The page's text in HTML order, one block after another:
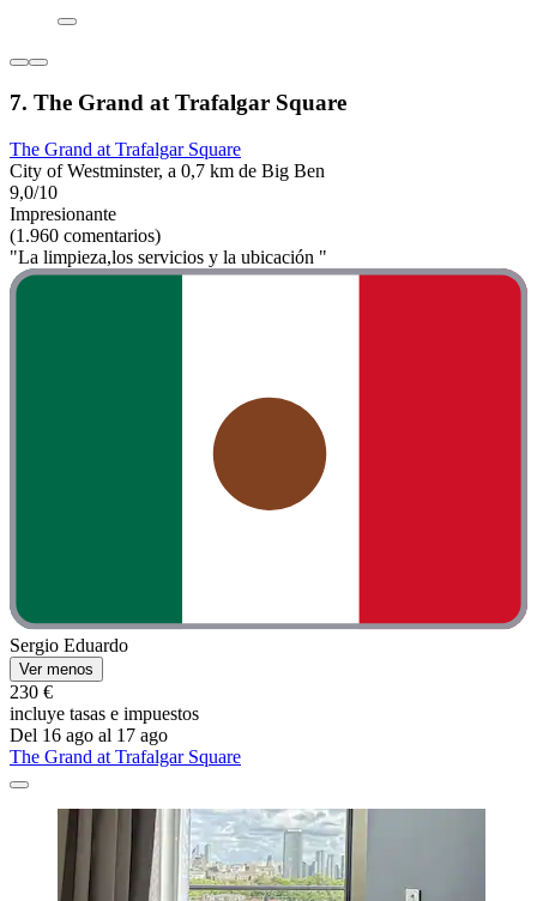
7. The Grand at Trafalgar Square
The Grand at Trafalgar Square
City of Westminster, a 0,7 km de Big Ben
9,0/10
Impresionante
(1.960 comentarios)
"La limpieza,los servicios y la ubicación "
Sergio Eduardo
Ver menos
230 €
incluye tasas e impuestos
Del 16 ago al 17 ago
The Grand at Trafalgar Square